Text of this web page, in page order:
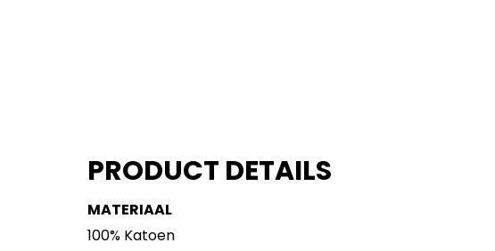
PRODUCT DETAILS
MATERIAAL
100% Katoen